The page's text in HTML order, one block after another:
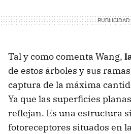
Tal y como comenta Wang,
de estos árboles y sus
captura de la máxima
Ya que las superficies
reflejan. Es una estructura
fotoreceptores situados en